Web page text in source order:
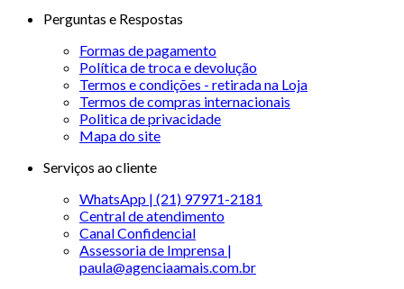
Perguntas e Respostas
Formas de pagamento
Política de troca e devolução
Termos e condições - retirada na Loja
Termos de compras internacionais
Politica de privacidade
Mapa do site
Serviços ao cliente
WhatsApp | (21) 97971-2181
Central de atendimento
Canal Confidencial
Assessoria de Imprensa |
paula@agenciaamais.com.br